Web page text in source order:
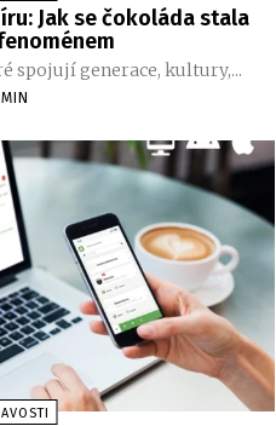
Jak se čokoláda stala
spojují generace, kultury,...